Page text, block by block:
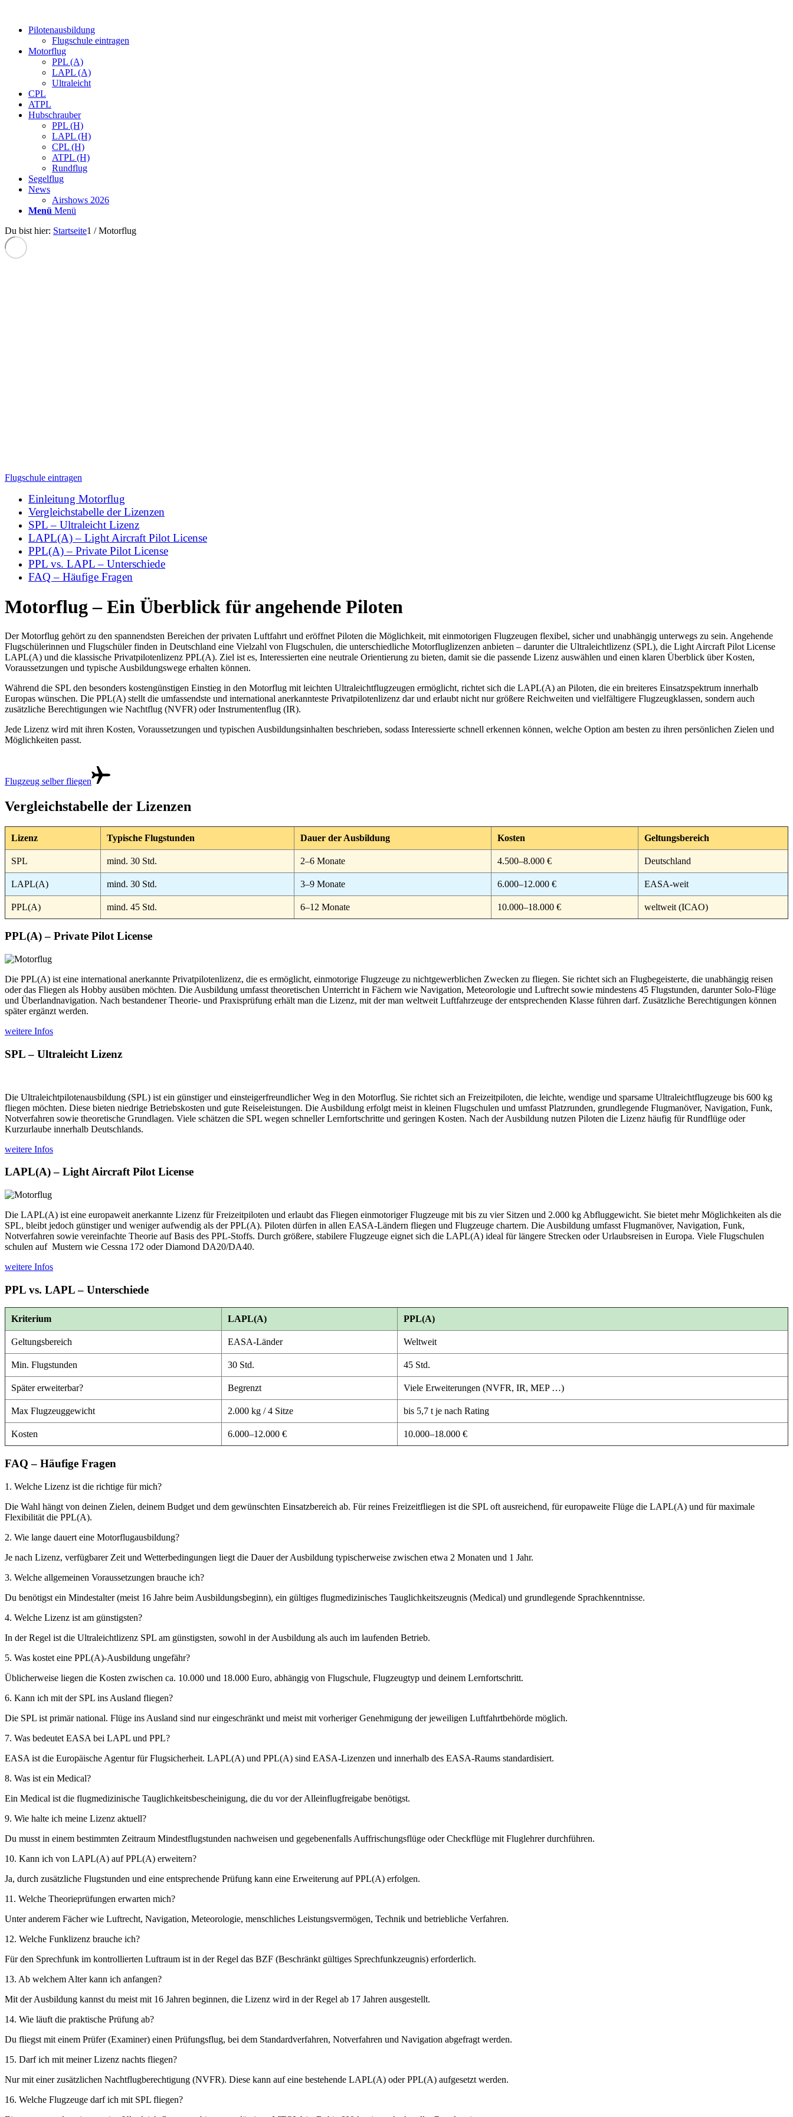
Pilotenausbildung
Flugschule eintragen
Motorflug
PPL (A)
LAPL (A)
Ultraleicht
CPL
ATPL
Hubschrauber
PPL (H)
LAPL (H)
CPL (H)
ATPL (H)
Rundflug
Segelflug
News
Airshows 2026
Menü Menü
Du bist hier: Startseite1 / Motorflug
Flugschule eintragen
Einleitung Motorflug
Vergleichstabelle der Lizenzen
SPL – Ultraleicht Lizenz
LAPL(A) – Light Aircraft Pilot License
PPL(A) – Private Pilot License
PPL vs. LAPL – Unterschiede
FAQ – Häufige Fragen
Motorflug – Ein Überblick für angehende Piloten
Der Motorflug gehört zu den spannendsten Bereichen der privaten Luftfahrt und eröffnet Piloten die Möglichkeit, mit einmotorigen Flugzeugen flexibel, sicher und unabhängig unterwegs zu sein. Angehende
Flugschülerinnen und Flugschüler finden in Deutschland eine Vielzahl von Flugschulen, die unterschiedliche Motorfluglizenzen anbieten – darunter die Ultraleichtlizenz (SPL), die Light Aircraft Pilot License
LAPL(A) und die klassische Privatpilotenlizenz PPL(A). Ziel ist es, Interessierten eine neutrale Orientierung zu bieten, damit sie die passende Lizenz auswählen und einen klaren Überblick über Kosten,
Voraussetzungen und typische Ausbildungswege erhalten können.
Während die SPL den besonders kostengünstigen Einstieg in den Motorflug mit leichten Ultraleichtflugzeugen ermöglicht, richtet sich die LAPL(A) an Piloten, die ein breiteres Einsatzspektrum innerhalb
Europas wünschen. Die PPL(A) stellt die umfassendste und international anerkannteste Privatpilotenlizenz dar und erlaubt nicht nur größere Reichweiten und vielfältigere Flugzeugklassen, sondern auch
zusätzliche Berechtigungen wie Nachtflug (NVFR) oder Instrumentenflug (IR).
Jede Lizenz wird mit ihren Kosten, Voraussetzungen und typischen Ausbildungsinhalten beschrieben, sodass Interessierte schnell erkennen können, welche Option am besten zu ihren persönlichen Zielen und
Möglichkeiten passt.
Flugzeug selber fliegen
Vergleichstabelle der Lizenzen
Lizenz Typische Flugstunden Dauer der Ausbildung Kosten Geltungsbereich
SPL mind. 30 Std. 2–6 Monate 4.500–8.000 € Deutschland
LAPL(A) mind. 30 Std. 3–9 Monate 6.000–12.000 € EASA-weit
PPL(A) mind. 45 Std. 6–12 Monate 10.000–18.000 € weltweit (ICAO)
PPL(A) – Private Pilot License
Die PPL(A) ist eine international anerkannte Privatpilotenlizenz, die es ermöglicht, einmotorige Flugzeuge zu nichtgewerblichen Zwecken zu fliegen. Sie richtet sich an Flugbegeisterte, die unabhängig reisen
oder das Fliegen als Hobby ausüben möchten. Die Ausbildung umfasst theoretischen Unterricht in Fächern wie Navigation, Meteorologie und Luftrecht sowie mindestens 45 Flugstunden, darunter Solo-Flüge
und Überlandnavigation. Nach bestandener Theorie- und Praxisprüfung erhält man die Lizenz, mit der man weltweit Luftfahrzeuge der entsprechenden Klasse führen darf. Zusätzliche Berechtigungen können
später ergänzt werden.
weitere Infos
SPL – Ultraleicht Lizenz
Die Ultraleichtpilotenausbildung (SPL) ist ein günstiger und einsteigerfreundlicher Weg in den Motorflug. Sie richtet sich an Freizeitpiloten, die leichte, wendige und sparsame Ultraleichtflugzeuge bis 600 kg
fliegen möchten. Diese bieten niedrige Betriebskosten und gute Reiseleistungen. Die Ausbildung erfolgt meist in kleinen Flugschulen und umfasst Platzrunden, grundlegende Flugmanöver, Navigation, Funk,
Notverfahren sowie theoretische Grundlagen. Viele schätzen die SPL wegen schneller Lernfortschritte und geringen Kosten. Nach der Ausbildung nutzen Piloten die Lizenz häufig für Rundflüge oder
Kurzurlaube innerhalb Deutschlands.
weitere Infos
LAPL(A) – Light Aircraft Pilot License
Die LAPL(A) ist eine europaweit anerkannte Lizenz für Freizeitpiloten und erlaubt das Fliegen einmotoriger Flugzeuge mit bis zu vier Sitzen und 2.000 kg Abfluggewicht. Sie bietet mehr Möglichkeiten als die
SPL, bleibt jedoch günstiger und weniger aufwendig als der PPL(A). Piloten dürfen in allen EASA-Ländern fliegen und Flugzeuge chartern. Die Ausbildung umfasst Flugmanöver, Navigation, Funk,
Notverfahren sowie vereinfachte Theorie auf Basis des PPL-Stoffs. Durch größere, stabilere Flugzeuge eignet sich die LAPL(A) ideal für längere Strecken oder Urlaubsreisen in Europa. Viele Flugschulen
schulen auf Mustern wie Cessna 172 oder Diamond DA20/DA40.
weitere Infos
PPL vs. LAPL – Unterschiede
Kriterium LAPL(A) PPL(A)
Geltungsbereich EASA-Länder Weltweit
Min. Flugstunden 30 Std. 45 Std.
Später erweiterbar? Begrenzt Viele Erweiterungen (NVFR, IR, MEP …)
Max Flugzeuggewicht 2.000 kg / 4 Sitze bis 5,7 t je nach Rating
Kosten 6.000–12.000 € 10.000–18.000 €
FAQ – Häufige Fragen
1. Welche Lizenz ist die richtige für mich?
Die Wahl hängt von deinen Zielen, deinem Budget und dem gewünschten Einsatzbereich ab. Für reines Freizeitfliegen ist die SPL oft ausreichend, für europaweite Flüge die LAPL(A) und für maximale
Flexibilität die PPL(A).
2. Wie lange dauert eine Motorflugausbildung?
Je nach Lizenz, verfügbarer Zeit und Wetterbedingungen liegt die Dauer der Ausbildung typischerweise zwischen etwa 2 Monaten und 1 Jahr.
3. Welche allgemeinen Voraussetzungen brauche ich?
Du benötigst ein Mindestalter (meist 16 Jahre beim Ausbildungsbeginn), ein gültiges flugmedizinisches Tauglichkeitszeugnis (Medical) und grundlegende Sprachkenntnisse.
4. Welche Lizenz ist am günstigsten?
In der Regel ist die Ultraleichtlizenz SPL am günstigsten, sowohl in der Ausbildung als auch im laufenden Betrieb.
5. Was kostet eine PPL(A)-Ausbildung ungefähr?
Üblicherweise liegen die Kosten zwischen ca. 10.000 und 18.000 Euro, abhängig von Flugschule, Flugzeugtyp und deinem Lernfortschritt.
6. Kann ich mit der SPL ins Ausland fliegen?
Die SPL ist primär national. Flüge ins Ausland sind nur eingeschränkt und meist mit vorheriger Genehmigung der jeweiligen Luftfahrtbehörde möglich.
7. Was bedeutet EASA bei LAPL und PPL?
EASA ist die Europäische Agentur für Flugsicherheit. LAPL(A) und PPL(A) sind EASA-Lizenzen und innerhalb des EASA-Raums standardisiert.
8. Was ist ein Medical?
Ein Medical ist die flugmedizinische Tauglichkeitsbescheinigung, die du vor der Alleinflugfreigabe benötigst.
9. Wie halte ich meine Lizenz aktuell?
Du musst in einem bestimmten Zeitraum Mindestflugstunden nachweisen und gegebenenfalls Auffrischungsflüge oder Checkflüge mit Fluglehrer durchführen.
10. Kann ich von LAPL(A) auf PPL(A) erweitern?
Ja, durch zusätzliche Flugstunden und eine entsprechende Prüfung kann eine Erweiterung auf PPL(A) erfolgen.
11. Welche Theorieprüfungen erwarten mich?
Unter anderem Fächer wie Luftrecht, Navigation, Meteorologie, menschliches Leistungsvermögen, Technik und betriebliche Verfahren.
12. Welche Funklizenz brauche ich?
Für den Sprechfunk im kontrollierten Luftraum ist in der Regel das BZF (Beschränkt gültiges Sprechfunkzeugnis) erforderlich.
13. Ab welchem Alter kann ich anfangen?
Mit der Ausbildung kannst du meist mit 16 Jahren beginnen, die Lizenz wird in der Regel ab 17 Jahren ausgestellt.
14. Wie läuft die praktische Prüfung ab?
Du fliegst mit einem Prüfer (Examiner) einen Prüfungsflug, bei dem Standardverfahren, Notverfahren und Navigation abgefragt werden.
15. Darf ich mit meiner Lizenz nachts fliegen?
Nur mit einer zusätzlichen Nachtflugberechtigung (NVFR). Diese kann auf eine bestehende LAPL(A) oder PPL(A) aufgesetzt werden.
16. Welche Flugzeuge darf ich mit SPL fliegen?